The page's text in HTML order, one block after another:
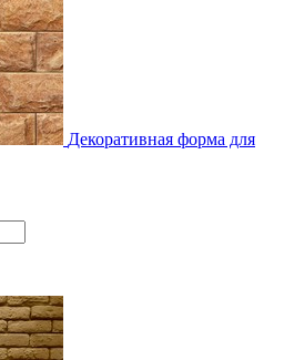
Декоративная форма для